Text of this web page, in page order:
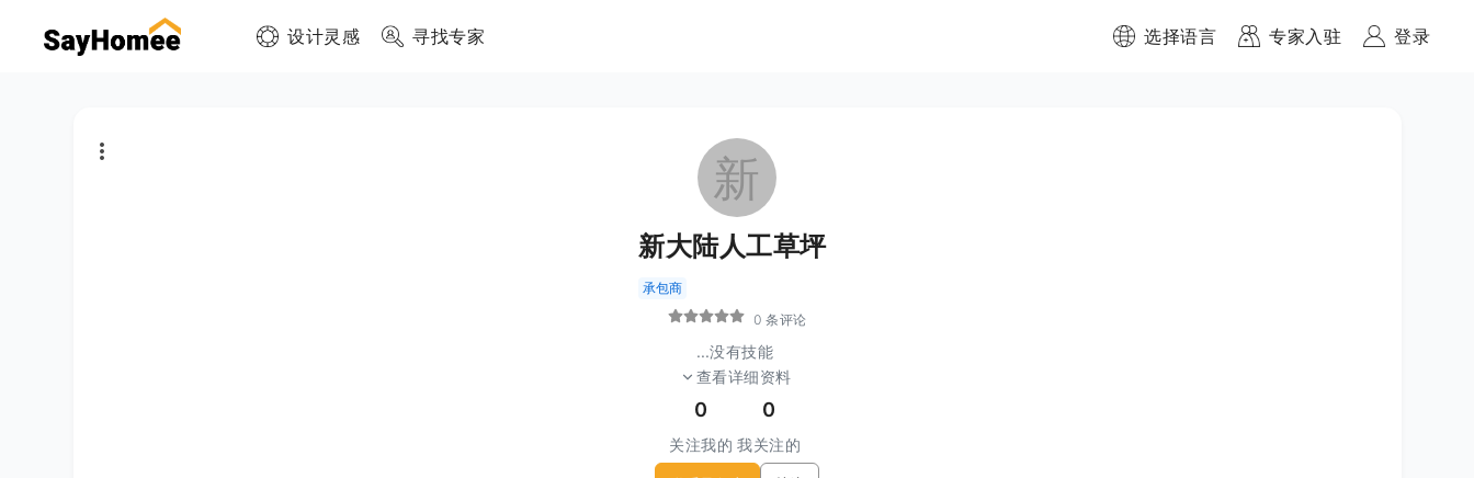
设计灵感 寻找专家 选择语言 专家入驻 登录
新
新大陆人工草坪
承包商
0 条评论
...没有技能
查看详细资料
0
关注我的
0
我关注的